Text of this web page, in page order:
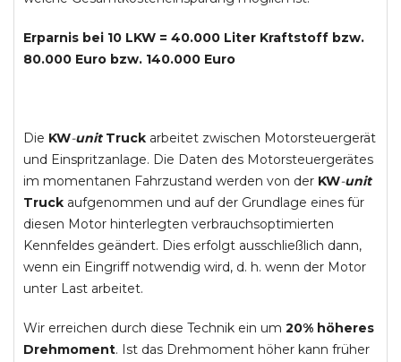
Erparnis bei 10 LKW = 40.000 Liter Kraftstoff bzw.
80.000 Euro bzw. 140.000 Euro
Die KW-unit Truck arbeitet zwischen Motorsteuergerät
und Einspritzanlage. Die Daten des Motorsteuergerätes
im momentanen Fahrzustand werden von der KW-unit
Truck aufgenommen und auf der Grundlage eines für
diesen Motor hinterlegten verbrauchsoptimierten
Kennfeldes geändert. Dies erfolgt ausschließlich dann,
wenn ein Eingriff notwendig wird, d. h. wenn der Motor
unter Last arbeitet.
Wir erreichen durch diese Technik ein um 20% höheres
Drehmoment. Ist das Drehmoment höher kann früher